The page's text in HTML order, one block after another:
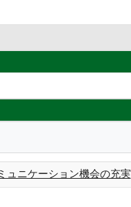
ュニケーション機会の充実